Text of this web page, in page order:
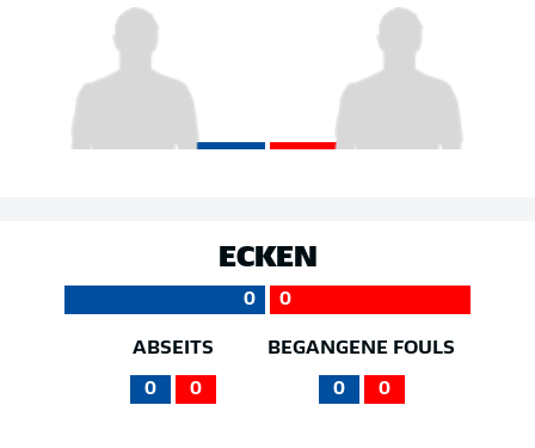
ECKEN
0 0
ABSEITS
0 0
BEGANGENE FOULS
0 0